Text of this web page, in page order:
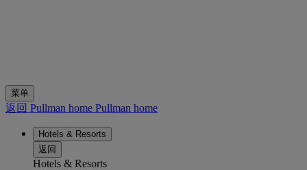
菜单
返回 Pullman home Pullman home
Hotels & Resorts
返回
Hotels & Resorts